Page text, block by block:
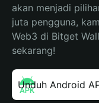
akan menjadi
juta pengguna,
Web3 di Bitget
sekarang!
Unduh Android